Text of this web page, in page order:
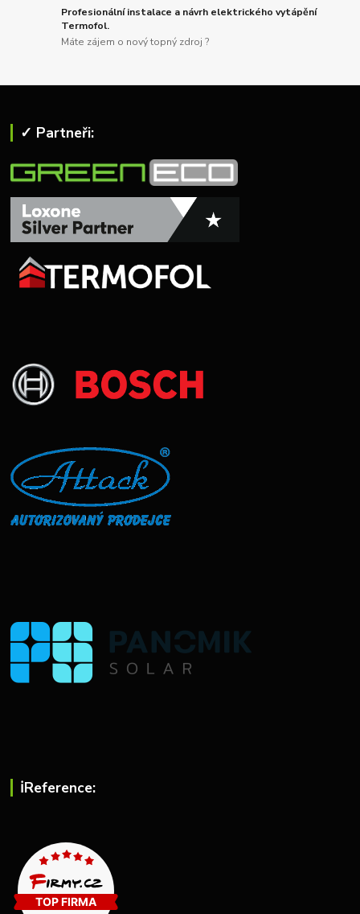
Profesionální instalace a návrh elektrického vytápění
Termofol.
Máte zájem o nový topný zdroj ?
✓ Partneři:
ℹ︎Reference: